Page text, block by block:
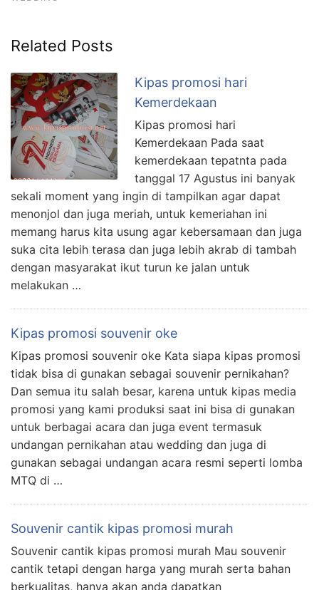
Related Posts
Kipas promosi hari
Kemerdekaan
Kipas promosi hari
Kemerdekaan Pada saat
kemerdekaan tepatnta pada
tanggal 17 Agustus ini banyak
sekali moment yang ingin di tampilkan agar dapat
menonjol dan juga meriah, untuk kemeriahan ini
memang harus kita usung agar kebersamaan dan juga
suka cita lebih terasa dan juga lebih akrab di tambah
dengan masyarakat ikut turun ke jalan untuk
melakukan …
Kipas promosi souvenir oke
Kipas promosi souvenir oke Kata siapa kipas promosi
tidak bisa di gunakan sebagai souvenir pernikahan?
Dan semua itu salah besar, karena untuk kipas media
promosi yang kami produksi saat ini bisa di gunakan
untuk berbagai acara dan juga event termasuk
undangan pernikahan atau wedding dan juga di
gunakan sebagai undangan acara resmi seperti lomba
MTQ di …
Souvenir cantik kipas promosi murah
Souvenir cantik kipas promosi murah Mau souvenir
cantik tetapi dengan harga yang murah serta bahan
berkualitas, hanya akan anda dapatkan